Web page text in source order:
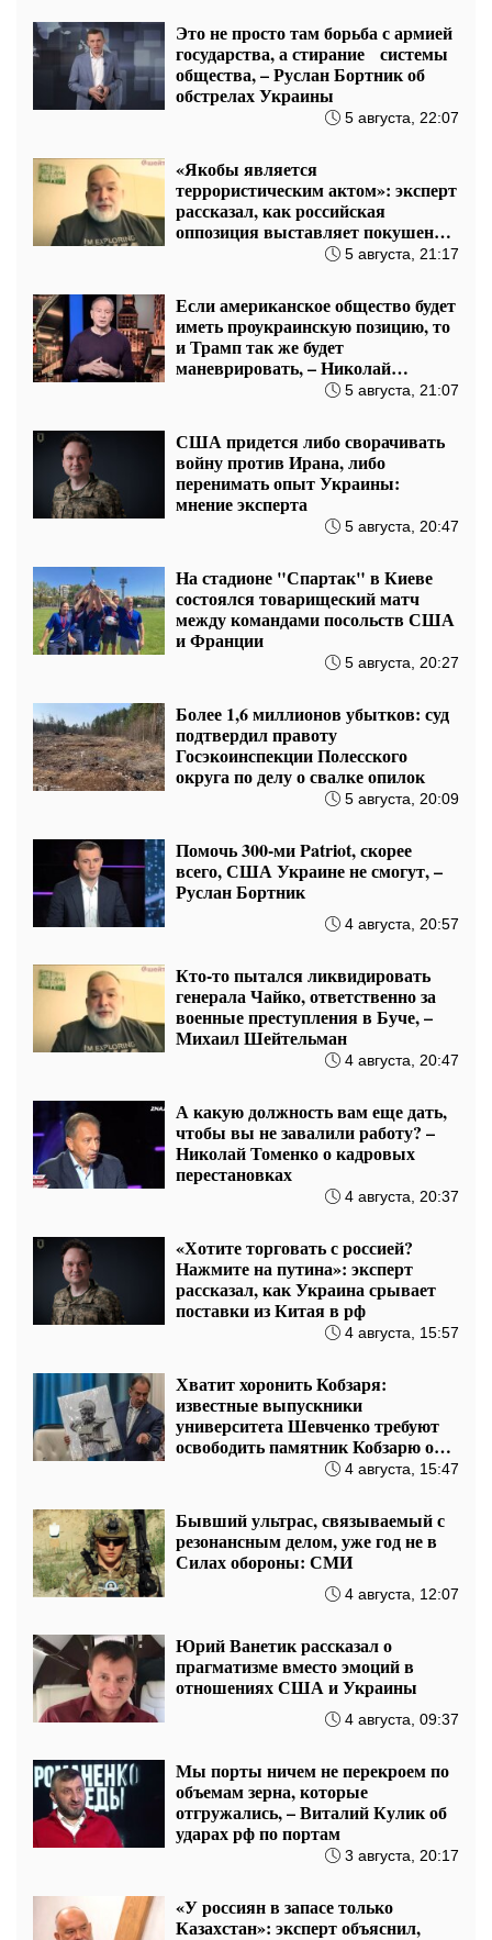
Это не просто там борьба с армией
государства, а стирание системы
общества, – Руслан Бортник об
обстрелах Украины
5 августа, 22:07
«Якобы является
террористическим актом»: эксперт
рассказал, как российская
оппозиция выставляет покушение
5 августа, 21:17
Если американское общество будет
иметь проукраинскую позицию, то
и Трамп так же будет
маневрировать, – Николай
5 августа, 21:07
США придется либо сворачивать
войну против Ирана, либо
перенимать опыт Украины:
мнение эксперта
5 августа, 20:47
На стадионе "Спартак" в Киеве
состоялся товарищеский матч
между командами посольств США
и Франции
5 августа, 20:27
Более 1,6 миллионов убытков: суд
подтвердил правоту
Госэкоинспекции Полесского
округа по делу о свалке опилок
5 августа, 20:09
Помочь 300-ми Patriot, скорее
всего, США Украине не смогут, –
Руслан Бортник
4 августа, 20:57
Кто-то пытался ликвидировать
генерала Чайко, ответственно за
военные преступления в Буче, –
Михаил Шейтельман
4 августа, 20:47
А какую должность вам еще дать,
чтобы вы не завалили работу? –
Николай Томенко о кадровых
перестановках
4 августа, 20:37
«Хотите торговать с россией?
Нажмите на путина»: эксперт
рассказал, как Украина срывает
поставки из Китая в рф
4 августа, 15:57
Хватит хоронить Кобзаря:
известные выпускники
университета Шевченко требуют
освободить памятник Кобзарю от
4 августа, 15:47
Бывший ультрас, связываемый с
резонансным делом, уже год не в
Силах обороны: СМИ
4 августа, 12:07
Юрий Ванетик рассказал о
прагматизме вместо эмоций в
отношениях США и Украины
4 августа, 09:37
Мы порты ничем не перекроем по
объемам зерна, которые
отгружались, – Виталий Кулик об
ударах рф по портам
3 августа, 20:17
«У россиян в запасе только
Казахстан»: эксперт объяснил,